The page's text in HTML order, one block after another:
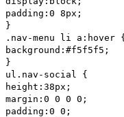
padding:0 8px;
}
.nav-menu li a:hover
background:#f5f5f5;
}
ul.nav-social {
height:38px;
margin:0 0 0 0;
padding:0 0;